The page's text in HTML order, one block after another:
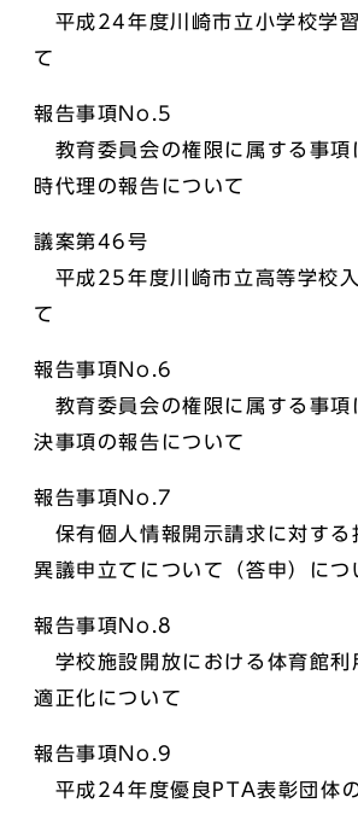
平成24年度川崎市立小学校学
て
報告事項No.5
教育委員会の権限に属する事項
時代理の報告について
議案第46号
平成25年度川崎市立高等学校
て
報告事項No.6
教育委員会の権限に属する事項
決事項の報告について
報告事項No.7
保有個人情報開示請求に対する
異議申立てについて（答申）につ
報告事項No.8
学校施設開放における体育館利
適正化について
報告事項No.9
平成24年度優良PTA表彰団体